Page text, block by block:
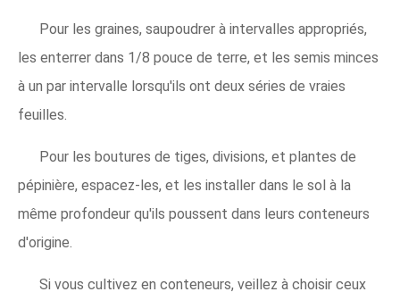
Pour les graines, saupoudrer à intervalles appropriés,
les enterrer dans 1/8 pouce de terre, et les semis minces
à un par intervalle lorsqu'ils ont deux séries de vraies
feuilles.
Pour les boutures de tiges, divisions, et plantes de
pépinière, espacez-les, et les installer dans le sol à la
même profondeur qu'ils poussent dans leurs conteneurs
d'origine.
Si vous cultivez en conteneurs, veillez à choisir ceux